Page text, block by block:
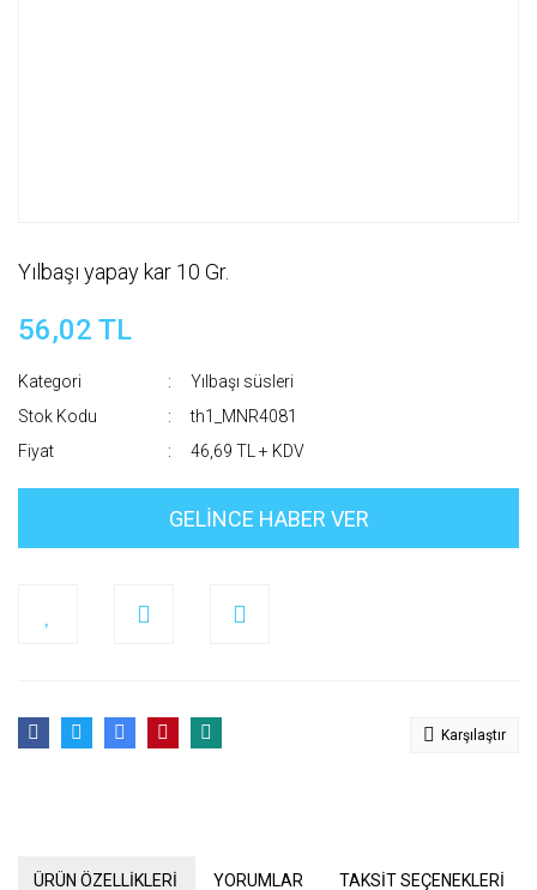
Yılbaşı yapay kar 10 Gr.
56,02 TL
Kategori
Yılbaşı süsleri
Stok Kodu
th1_MNR4081
Fiyat
46,69 TL + KDV
GELİNCE HABER VER
Karşılaştır
ÜRÜN ÖZELLİKLERİ YORUMLAR TAKSİT SEÇENEKLERİ